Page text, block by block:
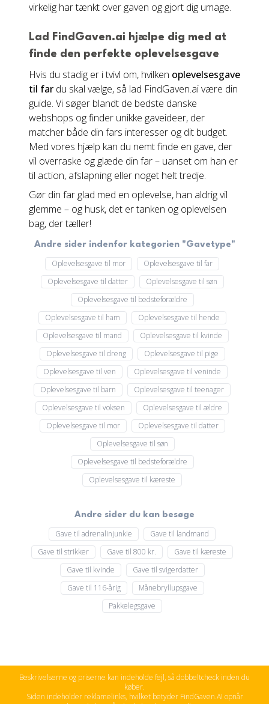
virkelig har tænkt over gaven og gjort dig umage.
Lad FindGaven.ai hjælpe dig med at
finde den perfekte oplevelsesgave
Hvis du stadig er i tvivl om, hvilken oplevelsesgave
til far du skal vælge, så lad FindGaven.ai være din
guide. Vi søger blandt de bedste danske
webshops og finder unikke gaveideer, der
matcher både din fars interesser og dit budget.
Med vores hjælp kan du nemt finde en gave, der
vil overraske og glæde din far – uanset om han er
til action, afslapning eller noget helt tredje.
Gør din far glad med en oplevelse, han aldrig vil
glemme – og husk, det er tanken og oplevelsen
bag, der tæller!
Andre sider indenfor kategorien "Gavetype"
Oplevelsesgave til mor
Oplevelsesgave til far
Oplevelsesgave til datter
Oplevelsesgave til søn
Oplevelsesgave til bedsteforældre
Oplevelsesgave til ham
Oplevelsesgave til hende
Oplevelsesgave til mand
Oplevelsesgave til kvinde
Oplevelsesgave til dreng
Oplevelsesgave til pige
Oplevelsesgave til ven
Oplevelsesgave til veninde
Oplevelsesgave til barn
Oplevelsesgave til teenager
Oplevelsesgave til voksen
Oplevelsesgave til ældre
Oplevelsesgave til mor
Oplevelsesgave til datter
Oplevelsesgave til søn
Oplevelsesgave til bedsteforældre
Oplevelsesgave til kæreste
Andre sider du kan besøge
Gave til adrenalinjunkie
Gave til landmand
Gave til strikker
Gave til 800 kr.
Gave til kæreste
Gave til kvinde
Gave til svigerdatter
Gave til 116-årig
Månebryllupsgave
Pakkelegsgave
Beskrivelserne og priserne kan indeholde fejl, så dobbeltcheck inden du
køber.
Siden indeholder reklamelinks, hvilket betyder FindGaven.AI opnår